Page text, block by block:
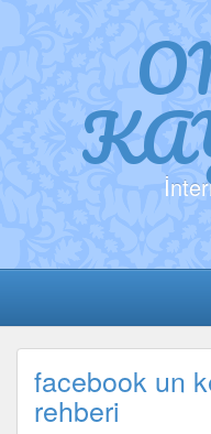
facebook un
rehberi